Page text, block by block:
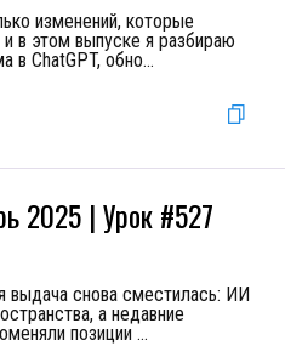
изменений, которые
в этом выпуске я разбираю
в ChatGPT, обно...
2025 | Урок #527
выдача снова сместилась: ИИ
а недавние
позиции ...